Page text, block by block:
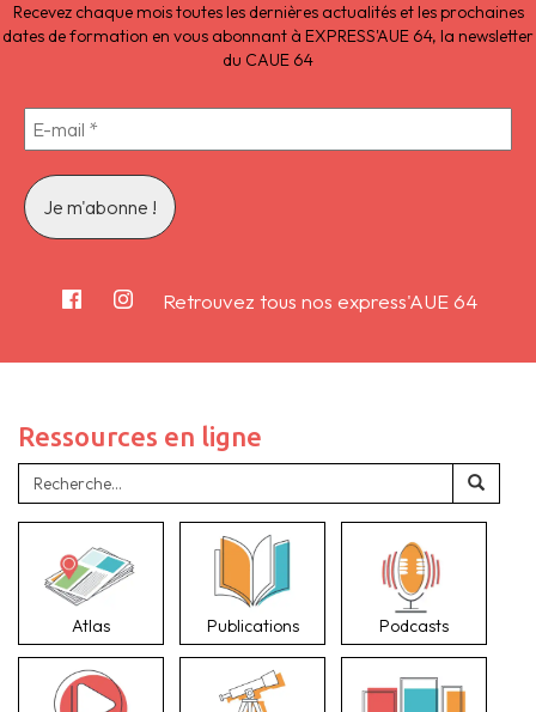
Recevez chaque mois toutes les dernières actualités et les prochaines
dates de formation en vous abonnant à EXPRESS'AUE 64, la newsletter
du CAUE 64
Retrouvez tous nos express'AUE 64
Ressources en ligne
Atlas Publications Podcasts